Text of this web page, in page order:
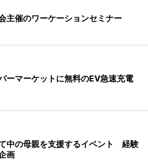
主催のワーケーションセミナー
ーマーケットに無料のEV急速充電
中の母親を支援するイベント 経験
画